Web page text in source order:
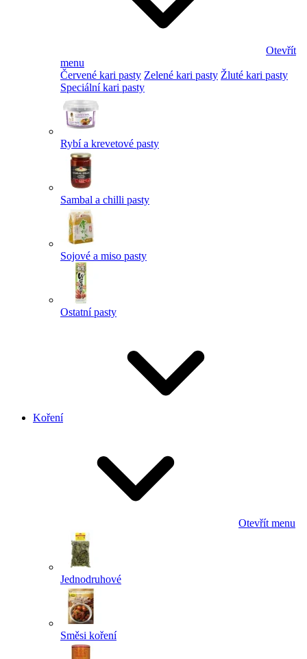
Otevřít
menu
Červené kari pasty Zelené kari pasty Žluté kari pasty
Speciální kari pasty
Rybí a krevetové pasty
Sambal a chilli pasty
Sojové a miso pasty
Ostatní pasty
Koření
Otevřít menu
Jednodruhové
Směsi koření